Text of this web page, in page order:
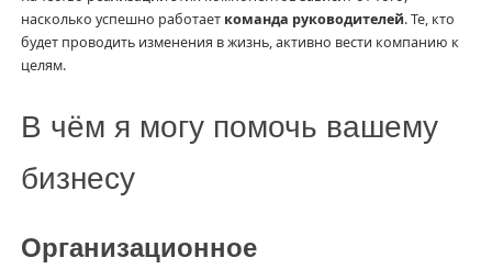
насколько успешно работает команда руководителей. Те, кто
будет проводить изменения в жизнь, активно вести компанию к
целям.
В чём я могу помочь вашему
бизнесу
Организационное